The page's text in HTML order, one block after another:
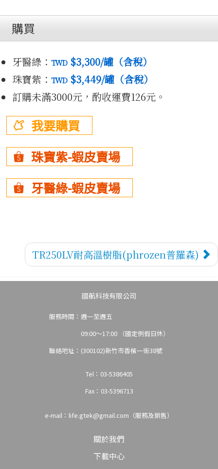
資源
3D
免費
購買
牙醫綠： TWD $3,300/罐（含稅）
珠寶紫： TWD $3,449/罐（含稅）
訂購未滿3000元，酌收運費126元。
我要購買
珠寶紫-蝦皮賣場
牙醫綠-蝦皮賣場
TR250LV耐高溫樹脂(phrozen普羅森)
國航科技有限公司
服務時間：週一至週五
09:00～17:00 （國定例假日休）
聯絡地址：(300102)新竹市香檳一街38號
Tel：03-5386405
Fax：03-5396713
e-mail： life.gtek@gmail.com（服務及銷售）
關於我們
下載中心